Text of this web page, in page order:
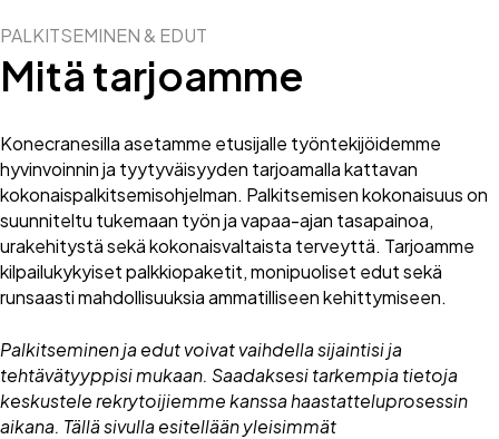
PALKITSEMINEN & EDUT
Mitä tarjoamme
Konecranesilla asetamme etusijalle työntekijöidemme
hyvinvoinnin ja tyytyväisyyden tarjoamalla kattavan
kokonaispalkitsemisohjelman. Palkitsemisen kokonaisuus on
suunniteltu tukemaan työn ja vapaa-ajan tasapainoa,
urakehitystä sekä kokonaisvaltaista terveyttä. Tarjoamme
kilpailukykyiset palkkiopaketit, monipuoliset edut sekä
runsaasti mahdollisuuksia ammatilliseen kehittymiseen.
Palkitseminen ja edut voivat vaihdella sijaintisi ja
tehtävätyyppisi mukaan. Saadaksesi tarkempia tietoja
keskustele rekrytoijiemme kanssa haastatteluprosessin
aikana. Tällä sivulla esitellään yleisimmät